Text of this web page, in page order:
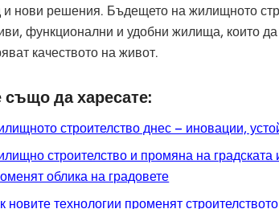
и нови решения. Бъдещето на жилищното
функционални и удобни жилища, които
качеството на живот.
да харесате:
строителство днес – иновации,
строителство и промяна на градската
облика на градовете
новите технологии променят